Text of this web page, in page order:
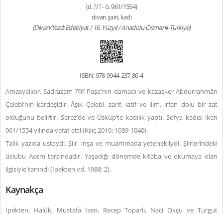
(d. ?/? - ö. 961/1554)
divan şairi, kadı
(Divan/Yazılı Edebiyat / 16. Yüzyıl / Anadolu-Osmanlı-Türkiye)
ISBN: 978-9944-237-86-4
Amasyalıdır. Sadrazam Pîrî Paşa'nın damadı ve kazasker Abdurrahmân
Çelebi’nin kardeşidir. Âşık Çelebi, zarif, latif ve ilim, irfan dolu bir zat
olduğunu belirtir. Serez’de ve Üsküp’te kadılık yaptı. Sofya kadısı iken
961/1554 yılında vefat etti (Kılıç 2010: 1039-1040).
Talik yazıda ustaydı. Şiir, inşa ve muammada yetenekliydi. Şiirlerindeki
üslubu Acem tarzındadır. Yaşadığı dönemde kitaba ve okumaya olan
ilgisiyle tanındı (İpekten vd. 1988: 2).
Kaynakça
İpekten, Halûk, Mustafa İsen, Recep Toparlı, Naci Okçu ve Turgut